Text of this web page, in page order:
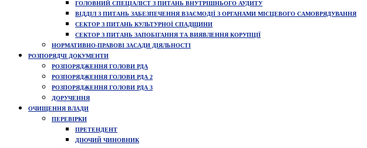
ГОЛОВНИЙ СПЕЦІАЛІСТ З ПИТАНЬ ВНУТРІШНЬОГО АУДИТУ
ВІДДІЛ З ПИТАНЬ ЗАБЕЗПЕЧЕННЯ ВЗАЄМОДІЇ З ОРГАНАМИ МІСЦЕВОГО САМОВРЯДУВАННЯ
СЕКТОР З ПИТАНЬ КУЛЬТУРНОЇ СПАДЩИНИ
СЕКТОР З ПИТАНЬ ЗАПОБІГАННЯ ТА ВИЯВЛЕННЯ КОРУПЦІЇ
НОРМАТИВНО-ПРАВОВІ ЗАСАДИ ДІЯЛЬНОСТІ
РОЗПОРЯДЧІ ДОКУМЕНТИ
РОЗПОРЯДЖЕННЯ ГОЛОВИ РДА
РОЗПОРЯДЖЕННЯ ГОЛОВИ РДА 2
РОЗПОРЯДЖЕННЯ ГОЛОВИ РДА 3
ДОРУЧЕННЯ
ОЧИЩЕННЯ ВЛАДИ
ПЕРЕВІРКИ
ПРЕТЕНДЕНТ
ДІЮЧИЙ ЧИНОВНИК